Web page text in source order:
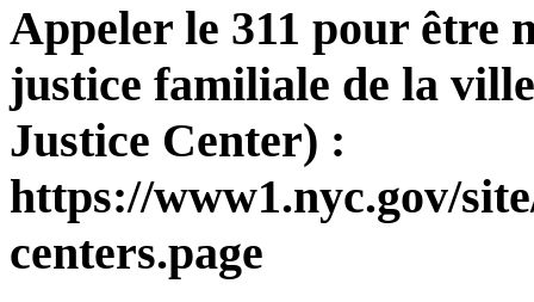
Appeler le 311 pour être
justice familiale de la
Justice Center) :
https://www1.nyc.gov/
centers.page